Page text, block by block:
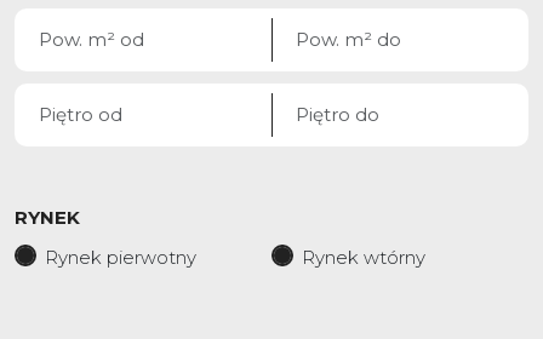
RYNEK
Rynek pierwotny
Rynek wtórny